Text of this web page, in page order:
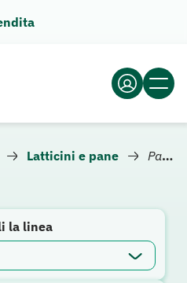
Latticini e pane Panini e pane bianco
la linea